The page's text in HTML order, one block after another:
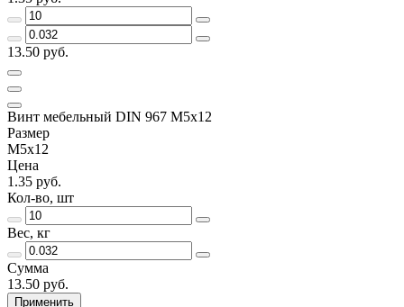
13.50 руб.
Винт мебельный DIN 967 М5х12
Размер
М5х12
Цена
1.35 руб.
Кол-во, шт
Вес, кг
Сумма
13.50 руб.
Применить